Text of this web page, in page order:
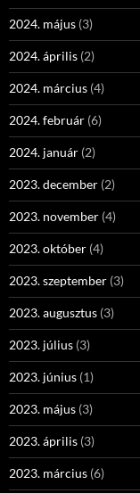
2024. május (3)
2024. április (2)
2024. március (4)
2024. február (6)
2024. január (2)
2023. december (2)
2023. november (4)
2023. október (4)
2023. szeptember (3)
2023. augusztus (3)
2023. július (3)
2023. június (1)
2023. május (3)
2023. április (3)
2023. március (6)